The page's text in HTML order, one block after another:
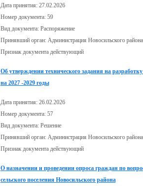
Дата принятия: 27.02.2026
Номер документа: 59
Вид документа: Распоряжение
Принявший орган: Администрация Новосильского района
Признак документа действующий
Об утверждении технического задания на
на 2027 -2029 годы
Дата принятия: 26.02.2026
Номер документа: 57
Вид документа: Решение
Принявший орган: Администрация Новосильского района
Признак документа действующий
О назначении и проведении опроса граждан по
сельского поселения Новосильского района